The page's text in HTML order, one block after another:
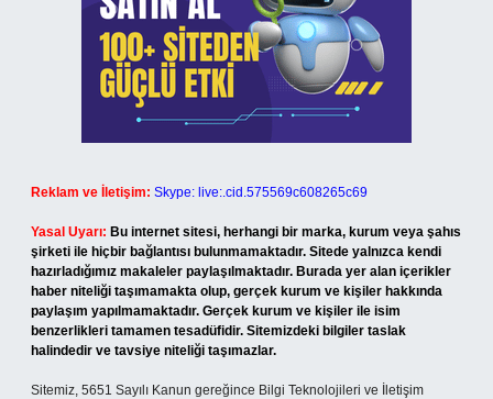
Reklam ve İletişim: Skype: live:.cid.575569c608265c69
Yasal Uyarı: Bu internet sitesi, herhangi bir marka, kurum veya şahıs
şirketi ile hiçbir bağlantısı bulunmamaktadır. Sitede yalnızca kendi
hazırladığımız makaleler paylaşılmaktadır. Burada yer alan içerikler
haber niteliği taşımamakta olup, gerçek kurum ve kişiler hakkında
paylaşım yapılmamaktadır. Gerçek kurum ve kişiler ile isim
benzerlikleri tamamen tesadüfidir. Sitemizdeki bilgiler taslak
halindedir ve tavsiye niteliği taşımazlar.
Sitemiz, 5651 Sayılı Kanun gereğince Bilgi Teknolojileri ve İletişim